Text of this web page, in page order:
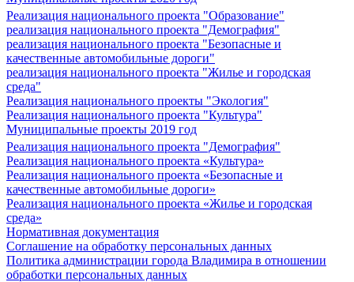
Реализация национального проекта "Образование"
реализация национального проекта "Демография"
реализация национального проекта "Безопасные и
качественные автомобильные дороги"
реализация национального проекта "Жилье и городская
среда"
Реализация национального проекты "Экология"
Реализация национального проекта "Культура"
Муниципальные проекты 2019 год
Реализация национального проекта "Демография"
Реализация национального проекта «Культура»
Реализация национального проекта «Безопасные и
качественные автомобильные дороги»
Реализация национального проекта «Жилье и городская
среда»
Нормативная документация
Соглашение на обработку персональных данных
Политика администрации города Владимира в отношении
обработки персональных данных